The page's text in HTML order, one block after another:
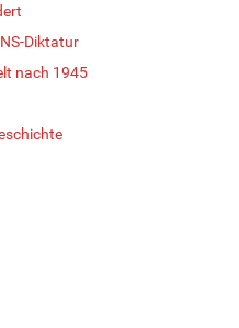
Diktatur
nach 1945